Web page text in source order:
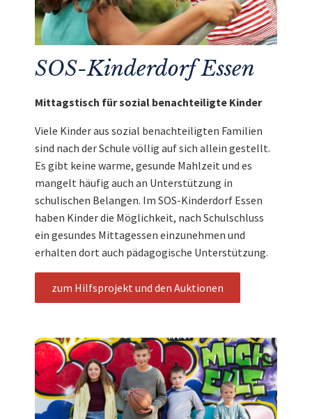
SOS-Kinderdorf Essen
Mittagstisch für sozial benachteiligte Kinder
Viele Kinder aus sozial benachteiligten Familien
sind nach der Schule völlig auf sich allein gestellt.
Es gibt keine warme, gesunde Mahlzeit und es
mangelt häufig auch an Unterstützung in
schulischen Belangen. Im SOS-Kinderdorf Essen
haben Kinder die Möglichkeit, nach Schulschluss
ein gesundes Mittagessen einzunehmen und
erhalten dort auch pädagogische Unterstützung.
zum Hilfsprojekt und den Auktionen